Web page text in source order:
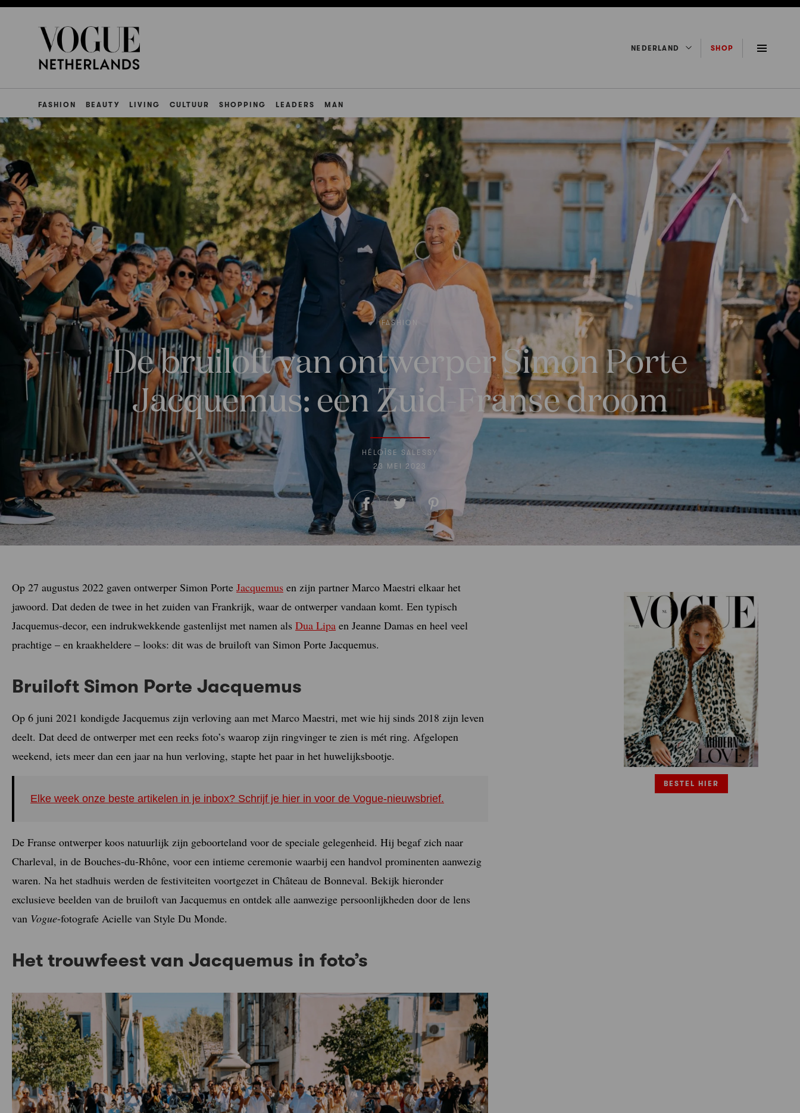
NEDERLAND SHOP
FASHION BEAUTY LIVING CULTUUR SHOPPING LEADERS MAN
FASHION
De bruiloft van ontwerper Simon Porte
Jacquemus: een Zuid-Franse droom
HÉLOÏSE SALESSY
23 MEI 2023
Op 27 augustus 2022 gaven ontwerper Simon Porte Jacquemus en zijn partner Marco Maestri elkaar het
jawoord. Dat deden de twee in het zuiden van Frankrijk, waar de ontwerper vandaan komt. Een typisch
Jacquemus-decor, een indrukwekkende gastenlijst met namen als Dua Lipa en Jeanne Damas en heel veel
prachtige – en kraakheldere – looks: dit was de bruiloft van Simon Porte Jacquemus.
Bruiloft Simon Porte Jacquemus
Op 6 juni 2021 kondigde Jacquemus zijn verloving aan met Marco Maestri, met wie hij sinds 2018 zijn leven
deelt. Dat deed de ontwerper met een reeks foto’s waarop zijn ringvinger te zien is mét ring. Afgelopen
weekend, iets meer dan een jaar na hun verloving, stapte het paar in het huwelijksbootje.
Elke week onze beste artikelen in je inbox? Schrijf je hier in voor de Vogue-nieuwsbrief.
De Franse ontwerper koos natuurlijk zijn geboorteland voor de speciale gelegenheid. Hij begaf zich naar
Charleval, in de Bouches-du-Rhône, voor een intieme ceremonie waarbij een handvol prominenten aanwezig
waren. Na het stadhuis werden de festiviteiten voortgezet in Château de Bonneval. Bekijk hieronder
exclusieve beelden van de bruiloft van Jacquemus en ontdek alle aanwezige persoonlijkheden door de lens
van Vogue-fotografe Acielle van Style Du Monde.
Het trouwfeest van Jacquemus in foto’s
BESTEL HIER